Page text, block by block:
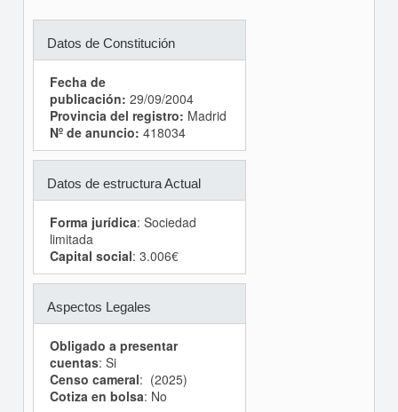
Datos de Constitución
Fecha de
publicación: 29/09/2004
Provincia del registro: Madrid
Nº de anuncio: 418034
Datos de estructura Actual
Forma jurídica: Sociedad
limitada
Capital social: 3.006€
Aspectos Legales
Obligado a presentar
cuentas: Si
Censo cameral: (2025)
Cotiza en bolsa: No